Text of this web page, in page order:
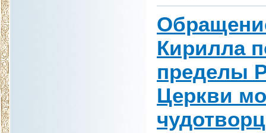
Кирилла
пределы
Церкви